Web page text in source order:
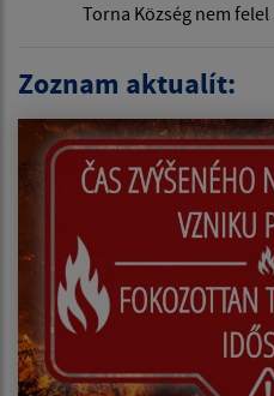
Torna Község nem
Zoznam aktualít: